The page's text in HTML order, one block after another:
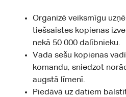
Organizē veiksmīgu
tiešsaistes kopienas
nekā 50 000 dalībnieku.
Vada sešu kopienas
komandu, sniedzot
augstā līmenī.
Piedāvā uz datiem